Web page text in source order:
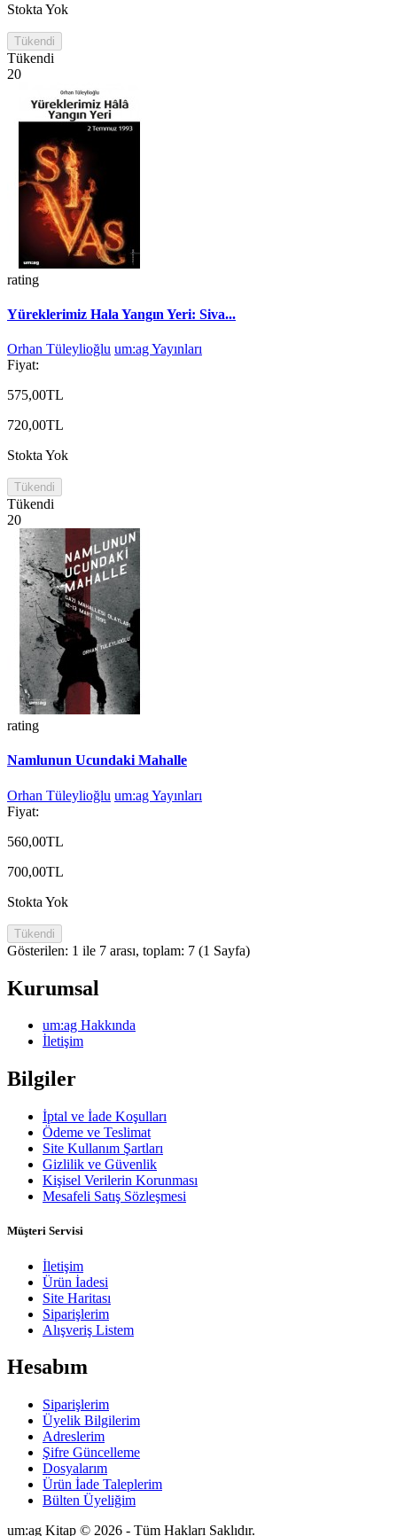
Stokta Yok
Tükendi
Tükendi
20
rating
Yüreklerimiz Hala Yangın Yeri: Siva...
Orhan Tüleylioğlu um:ag Yayınları
Fiyat:
575,00TL
720,00TL
Stokta Yok
Tükendi
Tükendi
20
rating
Namlunun Ucundaki Mahalle
Orhan Tüleylioğlu um:ag Yayınları
Fiyat:
560,00TL
700,00TL
Stokta Yok
Tükendi
Gösterilen: 1 ile 7 arası, toplam: 7 (1 Sayfa)
Kurumsal
um:ag Hakkında
İletişim
Bilgiler
İptal ve İade Koşulları
Ödeme ve Teslimat
Site Kullanım Şartları
Gizlilik ve Güvenlik
Kişisel Verilerin Korunması
Mesafeli Satış Sözleşmesi
Müşteri Servisi
İletişim
Ürün İadesi
Site Haritası
Siparişlerim
Alışveriş Listem
Hesabım
Siparişlerim
Üyelik Bilgilerim
Adreslerim
Şifre Güncelleme
Dosyalarım
Ürün İade Taleplerim
Bülten Üyeliğim
um:ag Kitap © 2026 - Tüm Hakları Saklıdır.